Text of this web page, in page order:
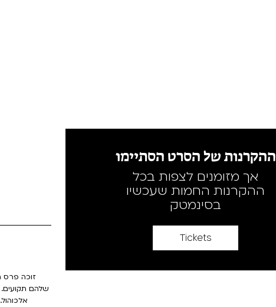
שלהם
ההקרנות של הסרט הסתיימו
אך מזומנים לצפות בכל
ההקרנות החמות שעכשיו
בסינמטק
Tickets